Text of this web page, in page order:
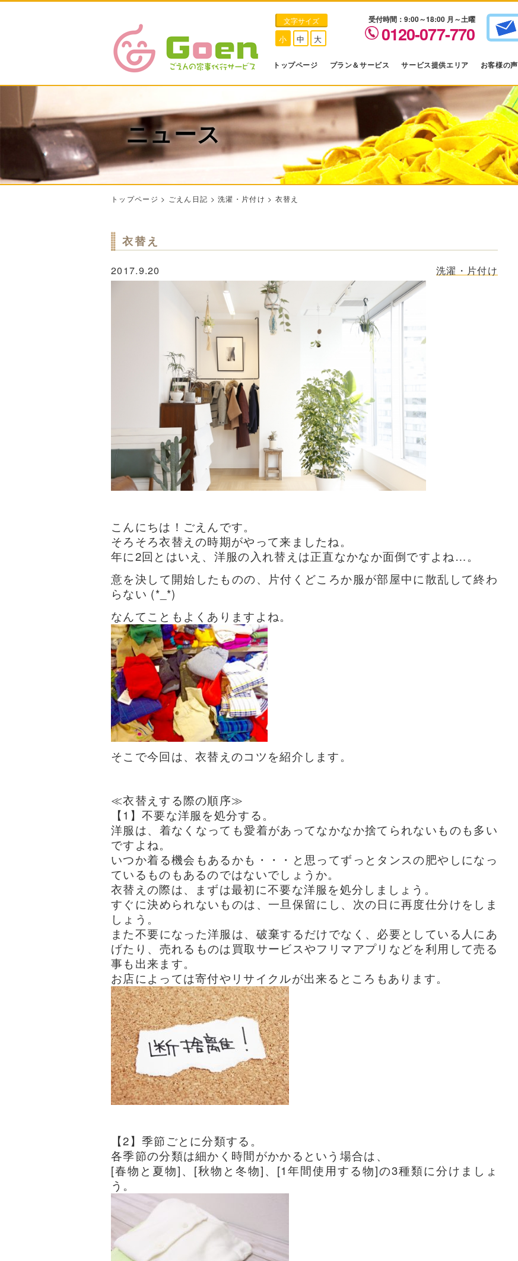
文字サイズ
小 中 大
受付時間：9:00～18:00 月～土曜
0120-077-770
トップページ プラン＆サービス サービス提供エリア お客様の声
ニュース
トップページ > ごえん日記 >洗濯・片付け > 衣替え
衣替え
2017.9.20 洗濯・片付け
こんにちは！ごえんです。
そろそろ衣替えの時期がやって来ましたね。
年に2回とはいえ、洋服の入れ替えは正直なかなか面倒ですよね…。
意を決して開始したものの、片付くどころか服が部屋中に散乱して終わ
らない (*_*)
なんてこともよくありますよね。
そこで今回は、衣替えのコツを紹介します。
≪衣替えする際の順序≫
【1】不要な洋服を処分する。
洋服は、着なくなっても愛着があってなかなか捨てられないものも多い
ですよね。
いつか着る機会もあるかも・・・と思ってずっとタンスの肥やしになっ
ているものもあるのではないでしょうか。
衣替えの際は、まずは最初に不要な洋服を処分しましょう。
すぐに決められないものは、一旦保留にし、次の日に再度仕分けをしま
しょう。
また不要になった洋服は、破棄するだけでなく、必要としている人にあ
げたり、売れるものは買取サービスやフリマアプリなどを利用して売る
事も出来ます。
お店によっては寄付やリサイクルが出来るところもあります。
【2】季節ごとに分類する。
各季節の分類は細かく時間がかかるという場合は、
[春物と夏物]、[秋物と冬物]、[1年間使用する物]の3種類に分けましょ
う。